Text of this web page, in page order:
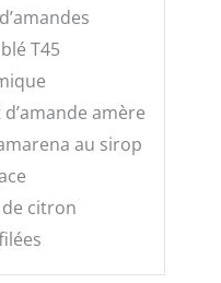
T45
amère
au sirop
citron